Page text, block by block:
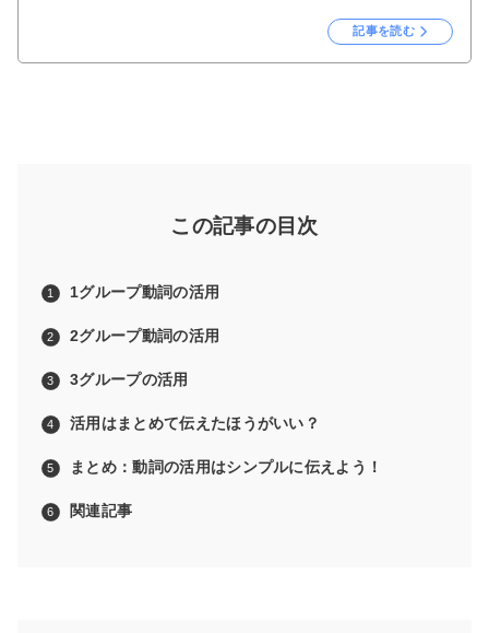
記事を読む
この記事の目次
1グループ動詞の活用
2グループ動詞の活用
3グループの活用
活用はまとめて伝えたほうがいい？
まとめ：動詞の活用はシンプルに伝えよう！
関連記事